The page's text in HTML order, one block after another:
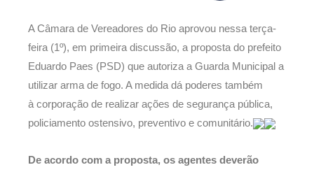
A Câmara de Vereadores do Rio aprovou nessa terça-
feira (1º), em primeira discussão, a proposta do prefeito
Eduardo Paes (PSD) que autoriza a Guarda Municipal a
utilizar arma de fogo. A medida dá poderes também
à corporação de realizar ações de segurança pública,
policiamento ostensivo, preventivo e comunitário.
De acordo com a proposta, os agentes deverão